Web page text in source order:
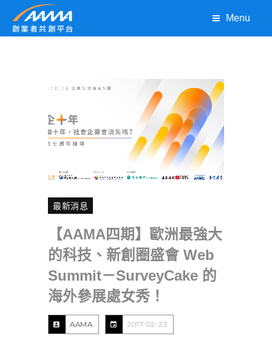
Menu
最新消息
【AAMA四期】歐洲最強大
的科技、新創圈盛會 Web
Summit－SurveyCake 的
海外參展處女秀！
AAMA 2017-02-23